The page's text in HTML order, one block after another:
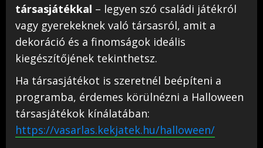
társasjátékkal – legyen szó családi játékról
vagy gyerekeknek való társasról, amit a
dekoráció és a finomságok ideális
kiegészítőjének tekinthetsz.
Ha társasjátékot is szeretnél beépíteni a
programba, érdemes körülnézni a Halloween
társasjátékok kínálatában:
https://vasarlas.kekjatek.hu/halloween/